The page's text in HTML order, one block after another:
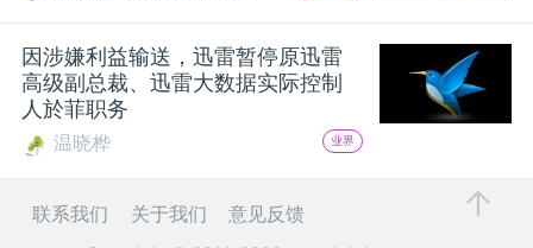
因涉嫌利益输送，迅雷暂停原迅雷
高级副总裁、迅雷大数据实际控制
人於菲职务
温晓桦 业界
联系我们 关于我们
意见反馈